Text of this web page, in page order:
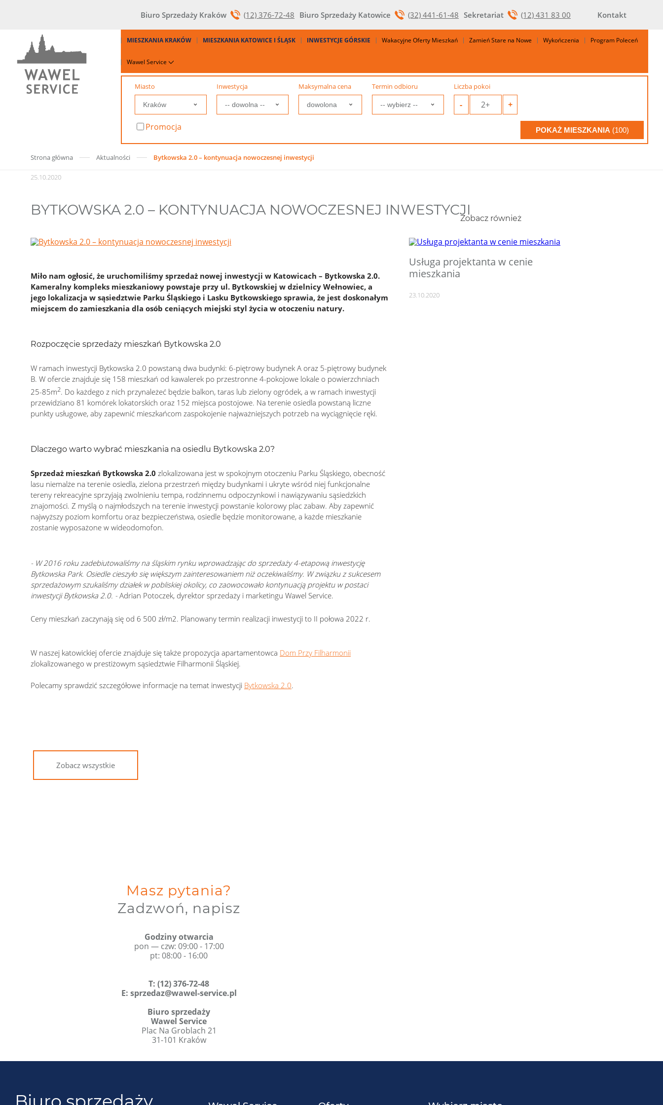
Kontakt
Biuro Sprzedaży Kraków (12) 376-72-48 Biuro Sprzedaży Katowice (32) 441-61-48 Sekretariat (12) 431 83 00
MIESZKANIA KRAKÓW MIESZKANIA KATOWICE I ŚLĄSK INWESTYCJE GÓRSKIE Wakacyjne Oferty Mieszkań Zamień Stare na Nowe Wykończenia Program Poleceń
Wawel Service
Miasto Inwestycja Maksymalna cena Termin odbioru Liczba pokoi
- 2+ +
Promocja POKAŻ MIESZKANIA (100)
Strona główna Aktualności Bytkowska 2.0 – kontynuacja nowoczesnej inwestycji
25.10.2020
BYTKOWSKA 2.0 – KONTYNUACJA NOWOCZESNEJ INWESTYCJI
Miło nam ogłosić, że uruchomiliśmy sprzedaż nowej inwestycji w Katowicach – Bytkowska 2.0.
Kameralny kompleks mieszkaniowy powstaje przy ul. Bytkowskiej w dzielnicy Wełnowiec, a
jego lokalizacja w sąsiedztwie Parku Śląskiego i Lasku Bytkowskiego sprawia, że jest doskonałym
miejscem do zamieszkania dla osób ceniących miejski styl życia w otoczeniu natury.
Rozpoczęcie sprzedaży mieszkań Bytkowska 2.0
W ramach inwestycji Bytkowska 2.0 powstaną dwa budynki: 6-piętrowy budynek A oraz 5-piętrowy budynek
B. W ofercie znajduje się 158 mieszkań od kawalerek po przestronne 4-pokojowe lokale o powierzchniach
25-85m2. Do każdego z nich przynależeć będzie balkon, taras lub zielony ogródek, a w ramach inwestycji
przewidziano 81 komórek lokatorskich oraz 152 miejsca postojowe. Na terenie osiedla powstaną liczne
punkty usługowe, aby zapewnić mieszkańcom zaspokojenie najważniejszych potrzeb na wyciągnięcie ręki.
Dlaczego warto wybrać mieszkania na osiedlu Bytkowska 2.0?
Sprzedaż mieszkań Bytkowska 2.0 zlokalizowana jest w spokojnym otoczeniu Parku Śląskiego, obecność
lasu niemalże na terenie osiedla, zielona przestrzeń między budynkami i ukryte wśród niej funkcjonalne
tereny rekreacyjne sprzyjają zwolnieniu tempa, rodzinnemu odpoczynkowi i nawiązywaniu sąsiedzkich
znajomości. Z myślą o najmłodszych na terenie inwestycji powstanie kolorowy plac zabaw. Aby zapewnić
najwyższy poziom komfortu oraz bezpieczeństwa, osiedle będzie monitorowane, a każde mieszkanie
zostanie wyposażone w wideodomofon.
- W 2016 roku zadebiutowaliśmy na śląskim rynku wprowadzając do sprzedaży 4-etapową inwestycję
Bytkowska Park. Osiedle cieszyło się większym zainteresowaniem niż oczekiwaliśmy. W związku z sukcesem
sprzedażowym szukaliśmy działek w pobliskiej okolicy, co zaowocowało kontynuacją projektu w postaci
inwestycji Bytkowska 2.0. - Adrian Potoczek, dyrektor sprzedaży i marketingu Wawel Service.
Ceny mieszkań zaczynają się od 6 500 zł/m2. Planowany termin realizacji inwestycji to II połowa 2022 r.
W naszej katowickiej ofercie znajduje się także propozycja apartamentowca Dom Przy Filharmonii
zlokalizowanego w prestiżowym sąsiedztwie Filharmonii Śląskiej.
Polecamy sprawdzić szczegółowe informacje na temat inwestycji Bytkowska 2.0.
Zobacz wszystkie
Zobacz również
Usługa projektanta w cenie
mieszkania
23.10.2020
Masz pytania?
Zadzwoń, napisz
Godziny otwarcia
pon — czw: 09:00 - 17:00
pt: 08:00 - 16:00
T:(12) 376-72-48
E: sprzedaz@wawel-service.pl
Biuro sprzedaży
Wawel Service
Plac Na Groblach 21
31-101 Kraków